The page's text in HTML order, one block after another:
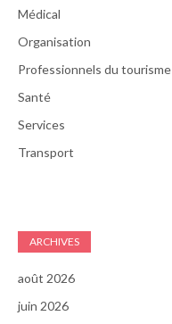
Médical
Organisation
Professionnels du tourisme
Santé
Services
Transport
ARCHIVES
août 2026
juin 2026